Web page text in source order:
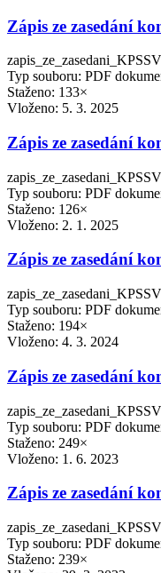
Zápis ze zasedání
Typ souboru: PDF
Staženo: 133×
Vloženo: 5. 3. 2025
Zápis ze zasedání
Typ souboru: PDF
Staženo: 126×
Vloženo: 2. 1. 2025
Zápis ze zasedání
Typ souboru: PDF
Staženo: 194×
Vloženo: 4. 3. 2024
Zápis ze zasedání
Typ souboru: PDF
Staženo: 249×
Vloženo: 1. 6. 2023
Zápis ze zasedání
Typ souboru: PDF
Staženo: 239×